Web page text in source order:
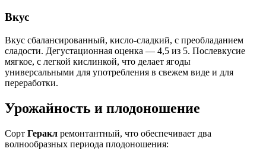
Вкус
Вкус сбалансированный, кисло-сладкий, с преобладанием
сладости. Дегустационная оценка — 4,5 из 5. Послевкусие
мягкое, с легкой кислинкой, что делает ягоды
универсальными для употребления в свежем виде и для
переработки.
Урожайность и плодоношение
Сорт Геракл ремонтантный, что обеспечивает два
волнообразных периода плодоношения: